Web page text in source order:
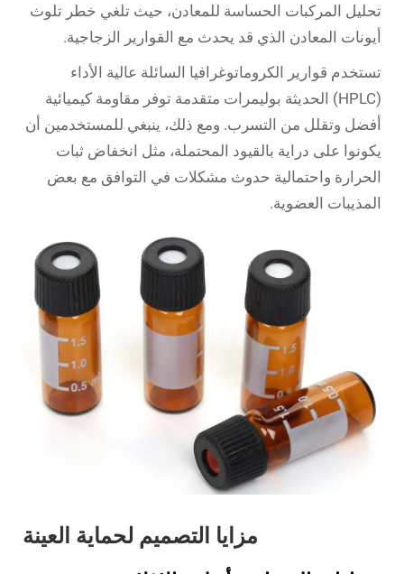
تحليل المركبات الحساسة للمعادن، حيث تلغي خطر تلوث
أيونات المعادن الذي قد يحدث مع القوارير الزجاجية.
تستخدم قوارير الكروماتوغرافيا السائلة عالية الأداء
(HPLC) الحديثة بوليمرات متقدمة توفر مقاومة كيميائية
أفضل وتقلل من التسرب. ومع ذلك، ينبغي للمستخدمين أن
يكونوا على دراية بالقيود المحتملة، مثل انخفاض ثبات
الحرارة واحتمالية حدوث مشكلات في التوافق مع بعض
المذيبات العضوية.
مزايا التصميم لحماية العينة